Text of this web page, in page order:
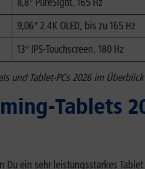
9,06″ 2.4K OLED, bis zu 165 Hz
13″ IPS-Touchscreen, 180 Hz
und Tablet-PCs 2026 im Überblick
Tablets
Du ein sehr leistungsstarkes